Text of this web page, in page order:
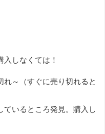
しなくては！
れ～（すぐに売り切れると
いるところ発見。購入し